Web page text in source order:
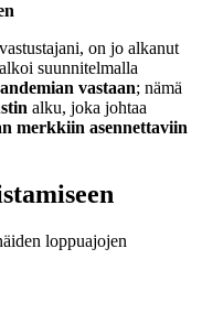
on jo alkanut
alkoi suunnitelmalla
vastaan; nämä
alku, joka johtaa
merkkiin asennettaviin
loppuajojen